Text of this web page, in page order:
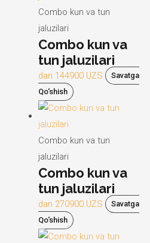
Combo kun va tun
jaluzilari
Combo kun va
tun jaluzilari
dan 144900 UZS
Savatga
Qo‘shish
Combo kun va tun
jaluzilari
Combo kun va
tun jaluzilari
dan 270900 UZS
Savatga
Qo‘shish